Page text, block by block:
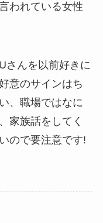
われている女性
さんを以前好きに
意のサインはち
、職場ではなに
家族話をしてく
ので要注意です!